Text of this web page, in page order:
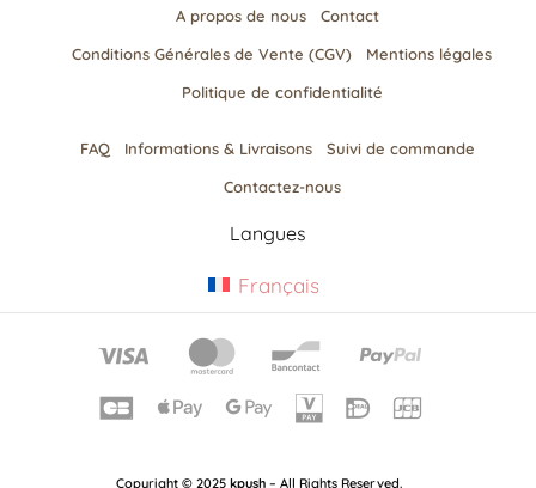
A propos de nous
Contact
Conditions Générales de Vente (CGV)
Mentions légales
Politique de confidentialité
FAQ Informations & Livraisons​
Suivi de commande
Contactez-nous
Langues
Français
Copyright © 2025 kpush – All Rights Reserved.